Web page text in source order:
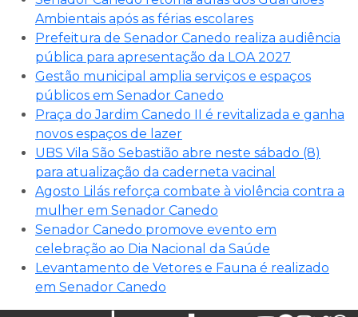
Ambientais após as férias escolares
Prefeitura de Senador Canedo realiza audiência
pública para apresentação da LOA 2027
Gestão municipal amplia serviços e espaços
públicos em Senador Canedo
Praça do Jardim Canedo II é revitalizada e ganha
novos espaços de lazer
UBS Vila São Sebastião abre neste sábado (8)
para atualização da caderneta vacinal
Agosto Lilás reforça combate à violência contra a
mulher em Senador Canedo
Senador Canedo promove evento em
celebração ao Dia Nacional da Saúde
Levantamento de Vetores e Fauna é realizado
em Senador Canedo